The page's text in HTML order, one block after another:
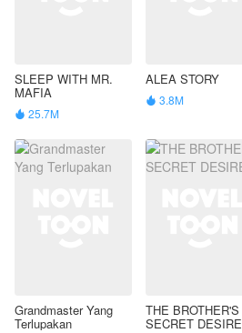
SLEEP WITH MR.
MAFIA
 25.7M
ALEA STORY
 3.8M
Grandmaster Yang
Terlupakan
THE BROTHER'S
SECRET DESIRE